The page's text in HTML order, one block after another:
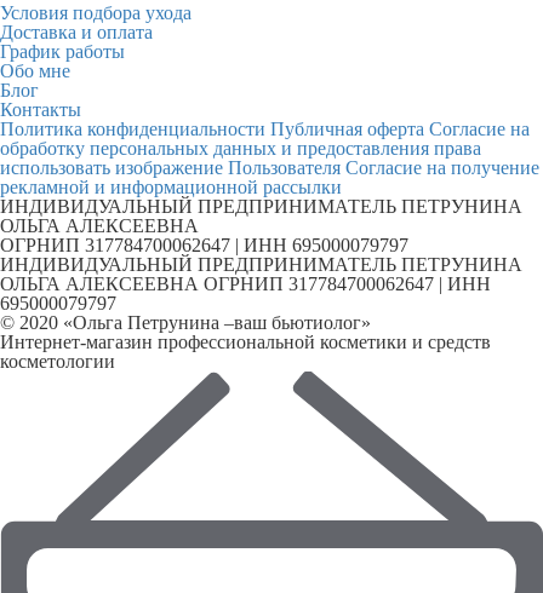
Условия подбора ухода
Доставка и оплата
График работы
Обо мне
Блог
Контакты
Политика конфиденциальности Публичная оферта Согласие на
обработку персональных данных и предоставления права
использовать изображение Пользователя Согласие на получение
рекламной и информационной рассылки
ИНДИВИДУАЛЬНЫЙ ПРЕДПРИНИМАТЕЛЬ ПЕТРУНИНА
ОЛЬГА АЛЕКСЕЕВНА
ОГРНИП 317784700062647 | ИНН 695000079797
ИНДИВИДУАЛЬНЫЙ ПРЕДПРИНИМАТЕЛЬ ПЕТРУНИНА
ОЛЬГА АЛЕКСЕЕВНА ОГРНИП 317784700062647 | ИНН
695000079797
© 2020 «Ольга Петрунина –ваш бьютиолог»
Интернет-магазин профессиональной косметики и средств
косметологии